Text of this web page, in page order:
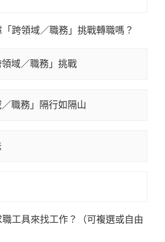
跨領域／職務」挑戰轉職嗎？
域／職務」挑戰
職務」隔行如隔山
工具來找工作？（可複選或自由